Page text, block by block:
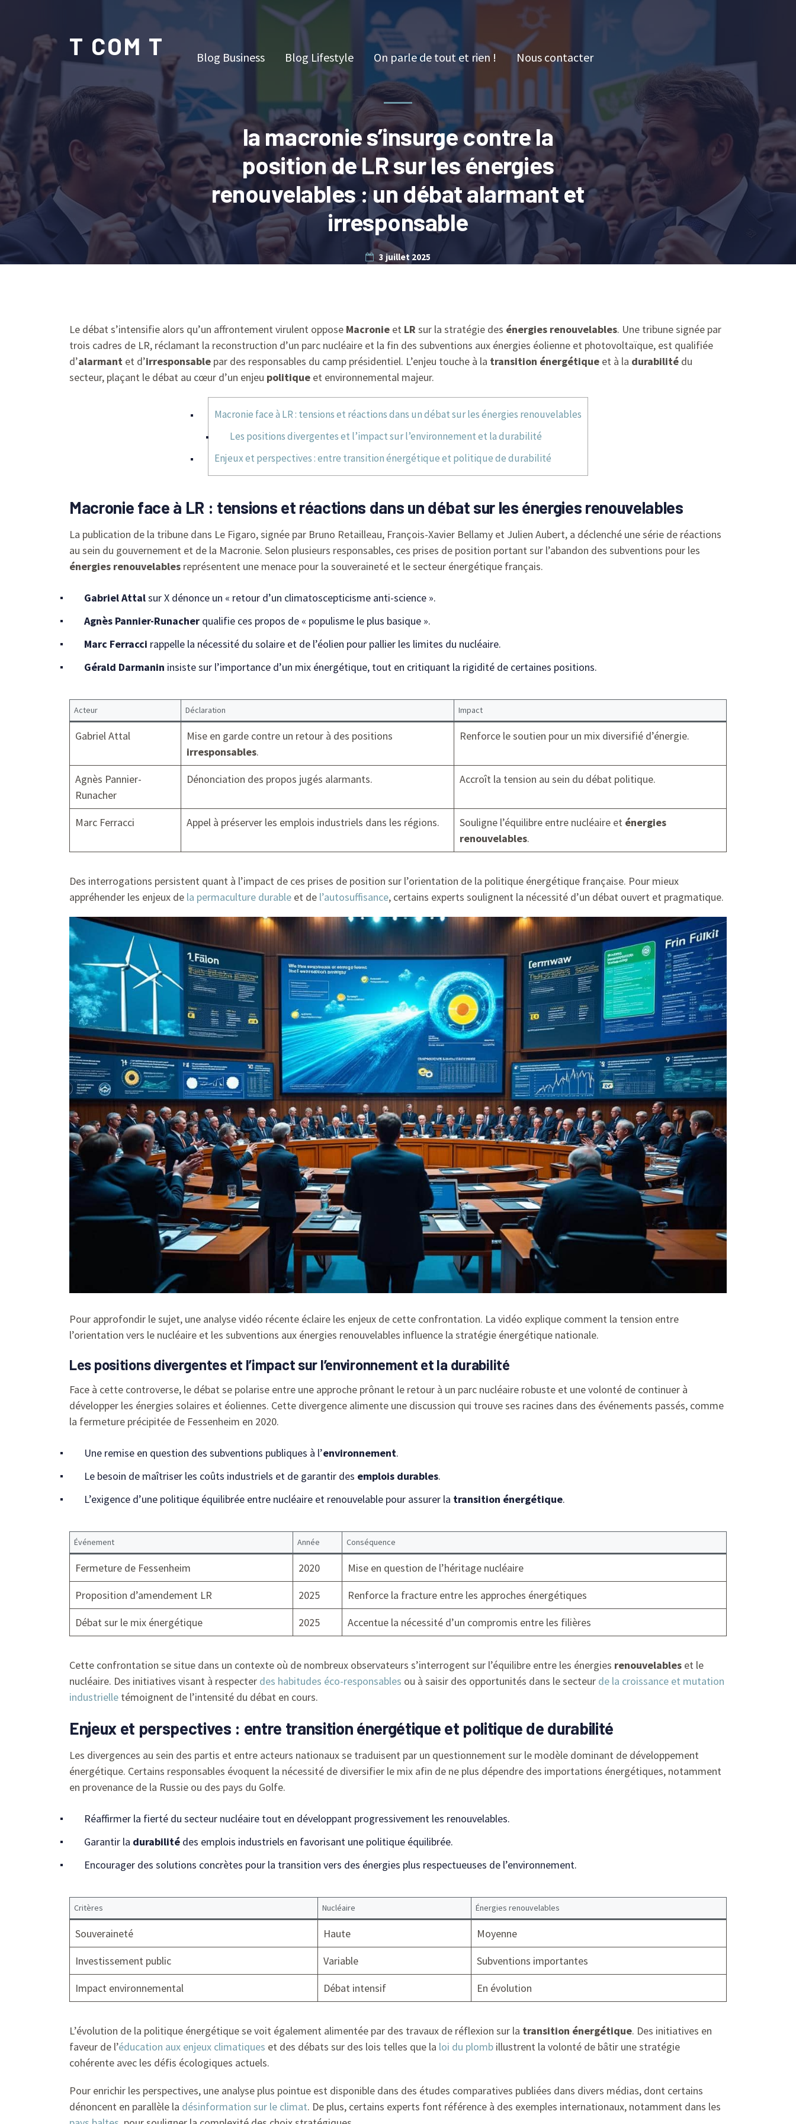
T COM T Blog Business Blog Lifestyle On parle de tout et rien ! Nous contacter
la macronie s’insurge contre la
position de LR sur les énergies
renouvelables : un débat alarmant et
irresponsable
3 juillet 2025
Le débat s’intensifie alors qu’un affrontement virulent oppose Macronie et LR sur la stratégie des énergies renouvelables. Une tribune signée par
trois cadres de LR, réclamant la reconstruction d’un parc nucléaire et la fin des subventions aux énergies éolienne et photovoltaïque, est qualifiée
d’alarmant et d’irresponsable par des responsables du camp présidentiel. L’enjeu touche à la transition énergétique et à la durabilité du
secteur, plaçant le débat au cœur d’un enjeu politique et environnemental majeur.
Macronie face à LR : tensions et réactions dans un débat sur les énergies renouvelables
Les positions divergentes et l’impact sur l’environnement et la durabilité
Enjeux et perspectives : entre transition énergétique et politique de durabilité
Macronie face à LR : tensions et réactions dans un débat sur les énergies renouvelables
La publication de la tribune dans Le Figaro, signée par Bruno Retailleau, François-Xavier Bellamy et Julien Aubert, a déclenché une série de réactions
au sein du gouvernement et de la Macronie. Selon plusieurs responsables, ces prises de position portant sur l’abandon des subventions pour les
énergies renouvelables représentent une menace pour la souveraineté et le secteur énergétique français.
Gabriel Attalsur X dénonce un « retour d’un climatoscepticisme anti-science ».
Agnès Pannier-Runacher qualifie ces propos de « populisme le plus basique ».
Marc Ferracci rappelle la nécessité du solaire et de l’éolien pour pallier les limites du nucléaire.
Gérald Darmanin insiste sur l’importance d’un mix énergétique, tout en critiquant la rigidité de certaines positions.
Acteur Déclaration Impact
Gabriel Attal
Mise en garde contre un retour à des positions
irresponsables.
Renforce le soutien pour un mix diversifié d’énergie.
Agnès Pannier-
Runacher
Dénonciation des propos jugés alarmants. Accroît la tension au sein du débat politique.
Marc Ferracci Appel à préserver les emplois industriels dans les régions. Souligne l’équilibre entre nucléaire et énergies
renouvelables.
Des interrogations persistent quant à l’impact de ces prises de position sur l’orientation de la politique énergétique française. Pour mieux
appréhender les enjeux de la permaculture durable et de l’autosuffisance, certains experts soulignent la nécessité d’un débat ouvert et pragmatique.
Pour approfondir le sujet, une analyse vidéo récente éclaire les enjeux de cette confrontation. La vidéo explique comment la tension entre
l’orientation vers le nucléaire et les subventions aux énergies renouvelables influence la stratégie énergétique nationale.
Les positions divergentes et l’impact sur l’environnement et la durabilité
Face à cette controverse, le débat se polarise entre une approche prônant le retour à un parc nucléaire robuste et une volonté de continuer à
développer les énergies solaires et éoliennes. Cette divergence alimente une discussion qui trouve ses racines dans des événements passés, comme
la fermeture précipitée de Fessenheim en 2020.
Une remise en question des subventions publiques à l’environnement.
Le besoin de maîtriser les coûts industriels et de garantir des emplois durables.
L’exigence d’une politique équilibrée entre nucléaire et renouvelable pour assurer la transition énergétique.
Événement Année Conséquence
Fermeture de Fessenheim 2020
Mise en question de l’héritage nucléaire
Proposition d’amendement LR
2025
Renforce la fracture entre les approches énergétiques
Débat sur le mix énergétique
2025 Accentue la nécessité d’un compromis entre les filières
Cette confrontation se situe dans un contexte où de nombreux observateurs s’interrogent sur l’équilibre entre les énergies renouvelables et le
nucléaire. Des initiatives visant à respecter des habitudes éco-responsables ou à saisir des opportunités dans le secteur de la croissance et mutation
industrielle témoignent de l’intensité du débat en cours.
Enjeux et perspectives : entre transition énergétique et politique de durabilité
Les divergences au sein des partis et entre acteurs nationaux se traduisent par un questionnement sur le modèle dominant de développement
énergétique. Certains responsables évoquent la nécessité de diversifier le mix afin de ne plus dépendre des importations énergétiques, notamment
en provenance de la Russie ou des pays du Golfe.
Réaffirmer la fierté du secteur nucléaire tout en développant progressivement les renouvelables.
Garantir la durabilité des emplois industriels en favorisant une politique équilibrée.
Encourager des solutions concrètes pour la transition vers des énergies plus respectueuses de l’environnement.
Critères Nucléaire Énergies renouvelables
Souveraineté Haute
Moyenne
Investissement public
Variable
Subventions importantes
Impact environnemental
Débat intensif En évolution
L’évolution de la politique énergétique se voit également alimentée par des travaux de réflexion sur la transition énergétique. Des initiatives en
faveur de l’éducation aux enjeux climatiques et des débats sur des lois telles que la loi du plomb illustrent la volonté de bâtir une stratégie
cohérente avec les défis écologiques actuels.
Pour enrichir les perspectives, une analyse plus pointue est disponible dans des études comparatives publiées dans divers médias, dont certains
dénoncent en parallèle la désinformation sur le climat. De plus, certains experts font référence à des exemples internationaux, notamment dans les